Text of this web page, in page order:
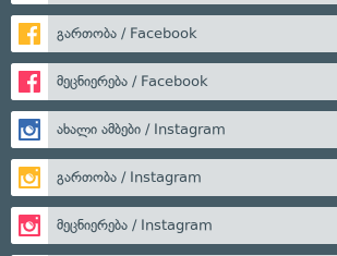
გართობა / Facebook
მეცნიერება / Facebook
ახალი ამბები / Instagram
გართობა / Instagram
მეცნიერება / Instagram